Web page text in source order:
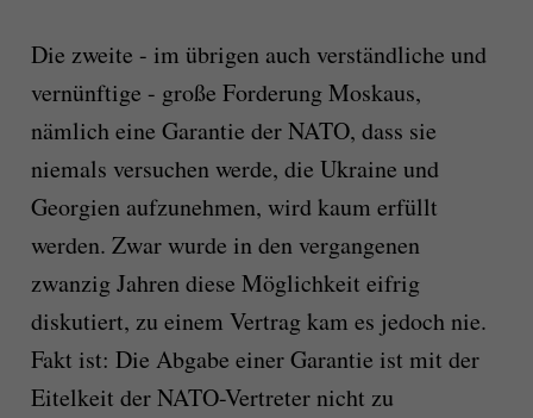
Die zweite - im übrigen auch verständliche und
vernünftige - große Forderung Moskaus,
nämlich eine Garantie der NATO, dass sie
niemals versuchen werde, die Ukraine und
Georgien aufzunehmen, wird kaum erfüllt
werden. Zwar wurde in den vergangenen
zwanzig Jahren diese Möglichkeit eifrig
diskutiert, zu einem Vertrag kam es jedoch nie.
Fakt ist: Die Abgabe einer Garantie ist mit der
Eitelkeit der NATO-Vertreter nicht zu